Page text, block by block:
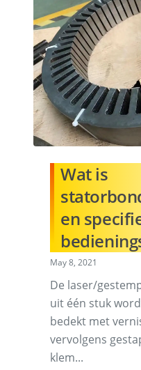
Wat is
en
May 8, 2021
De laser/
uit één stuk
bedekt met
vervolgens
klem...